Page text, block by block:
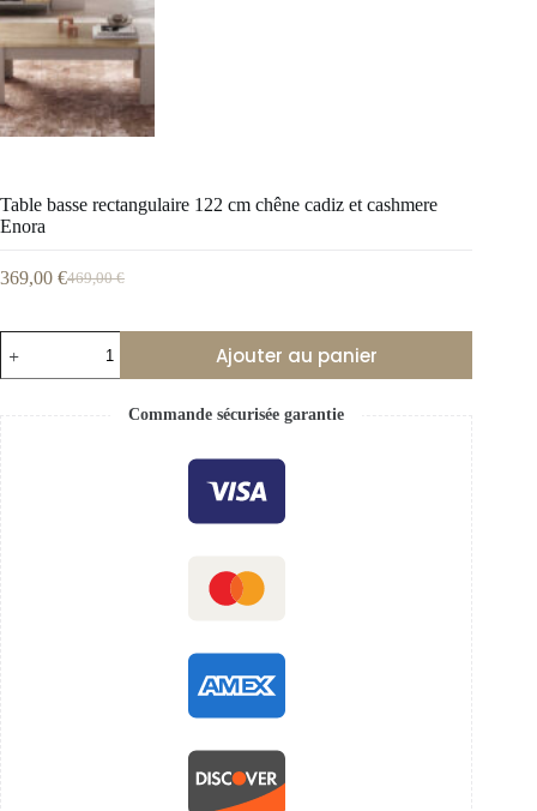
Table basse rectangulaire 122 cm chêne cadiz et cashmere
Enora
469,00€
369,00 €
Ajouter au panier
Commande sécurisée garantie